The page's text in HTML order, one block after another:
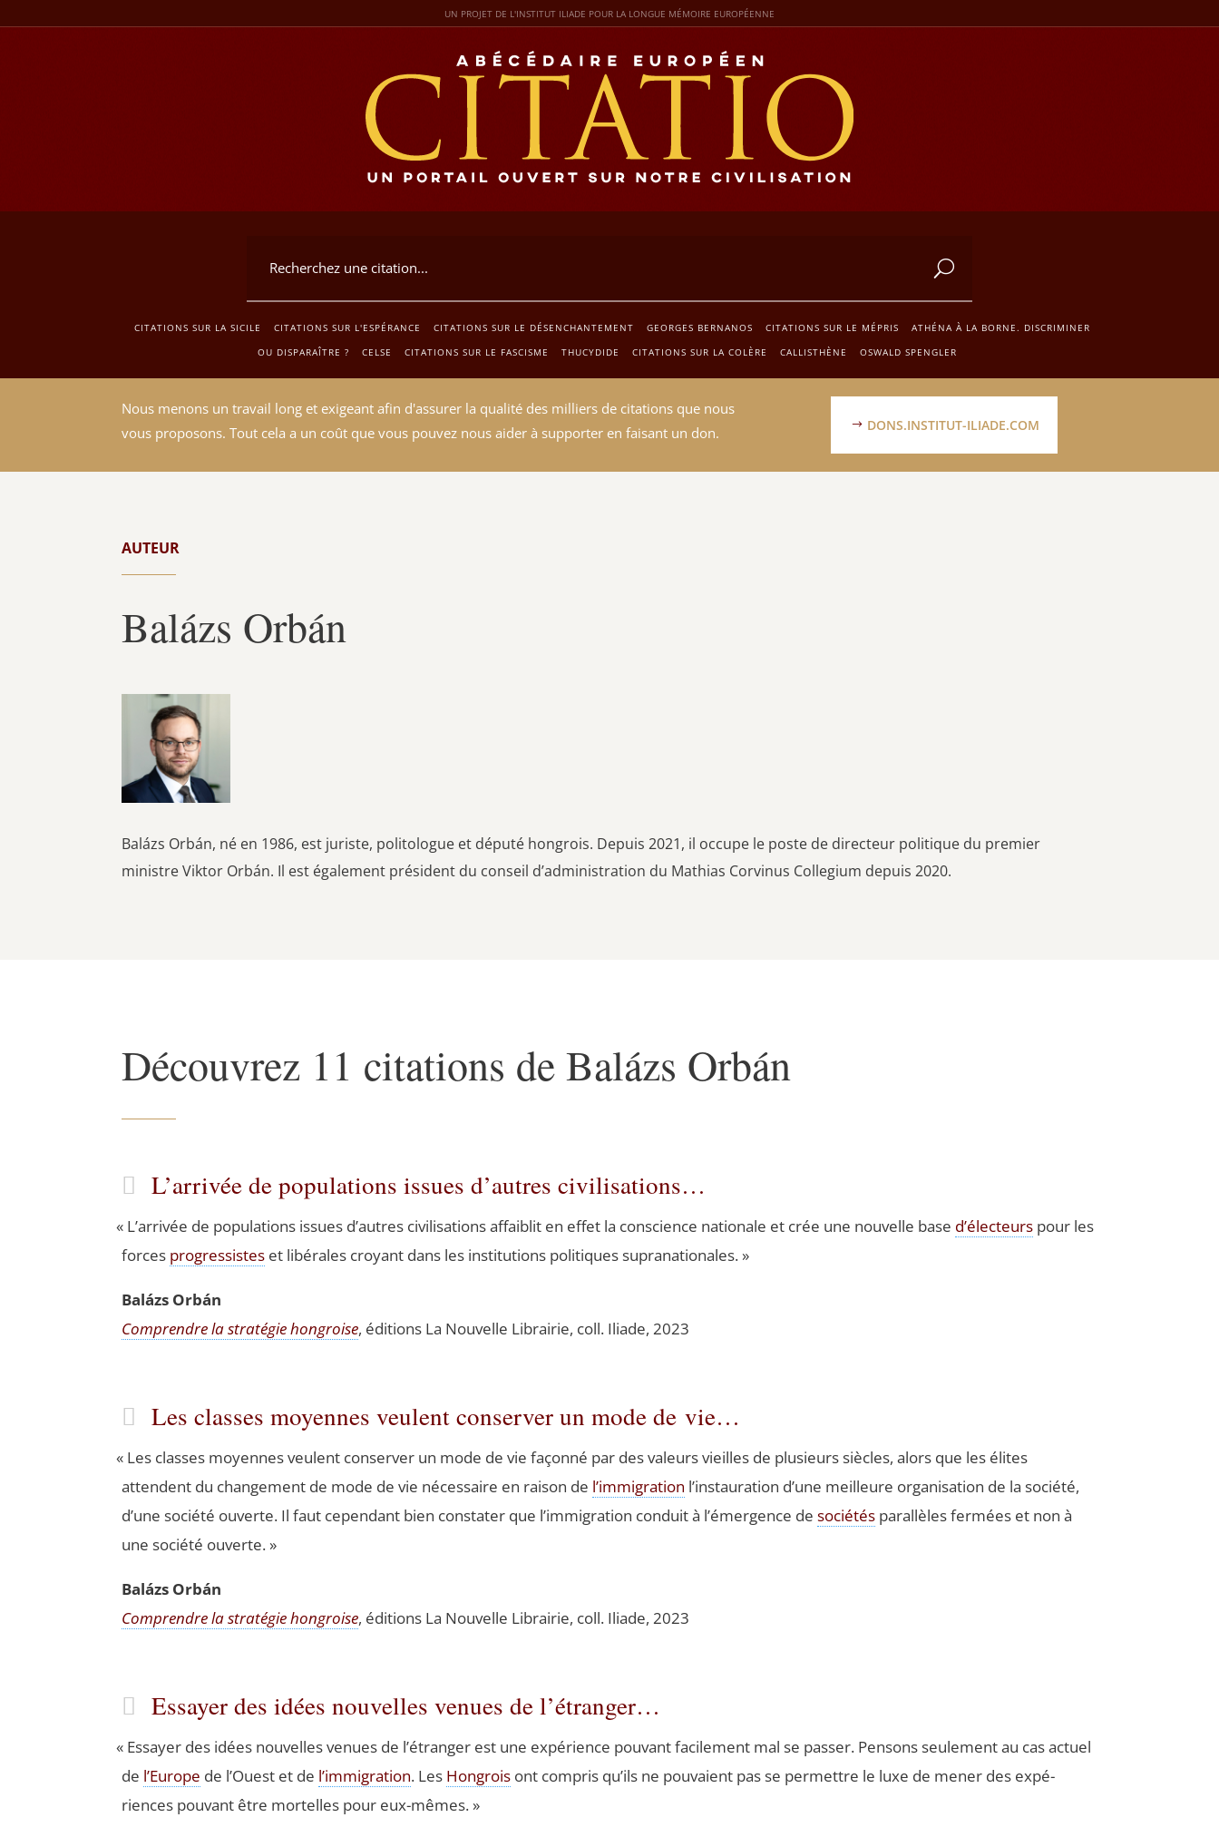
UN PROJET DE L'INSTITUT ILIADE POUR LA LONGUE MÉMOIRE EUROPÉENNE
CITATIONS SUR LA SICILE CITATIONS SUR L'ESPÉRANCE CITATIONS SUR LE DÉSENCHANTEMENT GEORGES BERNANOS CITATIONS SUR LE MÉPRIS
ATHÉNA À LA BORNE. DISCRIMINER
OU DISPARAÎTRE ?
CELSE CITATIONS SUR LE FASCISME THUCYDIDE CITATIONS SUR LA COLÈRE CALLISTHÈNE OSWALD SPENGLER
Nous menons un travail long et exigeant afin d'assurer la qualité des milliers de citations que nous
vous proposons. Tout cela a un coût que vous pouvez nous aider à supporter en faisant un don.
DONS.INSTITUT-ILIADE.COM
AUTEUR
Balázs Orbán
Balázs Orbán, né en 1986, est juriste, politologue et député hongrois. Depuis 2021, il occupe le poste de directeur politique du premier
ministre Viktor Orbán. Il est également président du conseil d’administration du Mathias Corvinus Collegium depuis 2020.
Découvrez 11 citations de Balázs Orbán
L’arrivée de populations issues d’autres civilisations…
«L’arrivée de popu­la­tions issues d’autres civi­li­sa­tions affai­blit en effet la conscience natio­nale et crée une nou­velle base d’électeurspour les
forces pro­gres­sistes et libé­rales croyant dans les ins­ti­tu­tions poli­tiques supranationales. »
Balázs Orbán
Com­prendre la stra­té­gie hon­groise, édi­tions La Nou­velle Librai­rie, coll. Iliade, 2023
Les classes moyennes veulent conserver un mode de vie…
«Les classes moyennes veulent conser­ver un mode de vie façon­né par des valeurs vieilles de plu­sieurs siècles, alors que les élites
attendent du chan­ge­ment de mode de vie néces­saire en rai­son de l’immigration l’instauration d’une meilleure orga­ni­sa­tion de la socié­té,
d’une socié­té ouverte. Il faut cepen­dant bien consta­ter que l’immigration conduit à l’émergence desocié­tés paral­lèles fer­mées et non à
une socié­té ouverte. »
Balázs Orbán
Com­prendre la stra­té­gie hon­groise, édi­tions La Nou­velle Librai­rie, coll. Iliade, 2023
Essayer des idées nouvelles venues de l’étranger…
«Essayer des idées nou­velles venues de l’étranger est une expé­rience pou­vant faci­le­ment mal se pas­ser. Pen­sons seule­ment au cas actuel
de l’Europe de l’Ouest et de l’immigration. Les Hon­grois ont com­pris qu’ils ne pou­vaient pas se per­mettre le luxe de mener des expé­
riences pou­vant être mor­telles pour eux-mêmes. »